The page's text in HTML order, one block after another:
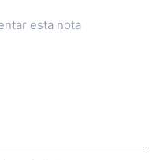
esta nota